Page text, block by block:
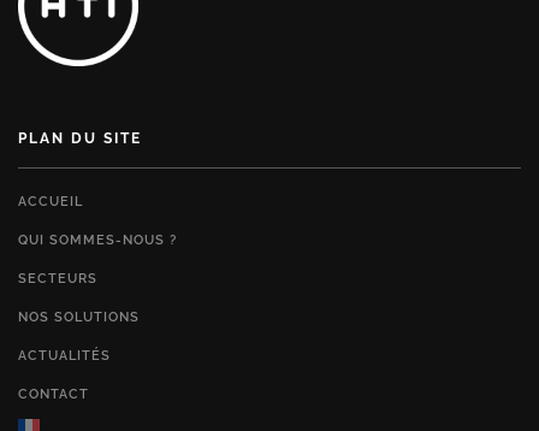
PLAN DU SITE
ACCUEIL
QUI SOMMES-NOUS ?
SECTEURS
NOS SOLUTIONS
ACTUALITÉS
CONTACT